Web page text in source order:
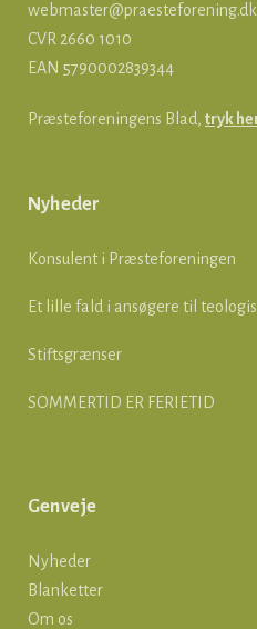
webmaster@praesteforening.dk
CVR 2660 1010
EAN 5790002839344
Præsteforeningens Blad, tryk
Nyheder
Konsulent i Præsteforeningen
Et lille fald i ansøgere til
Stiftsgrænser
SOMMERTID ER FERIETID
Genveje
Nyheder
Blanketter
Om os